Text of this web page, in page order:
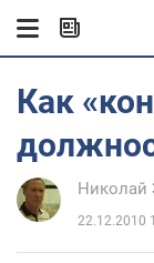
Как
Николай
22.12.2010